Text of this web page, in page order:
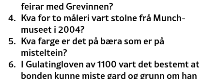
feirar med Grevinnen?
Kva for to måleri vart stolne frå Munch-
museet i 2004?
Kva farge er det på bæra som er på
misteltein?
I Gulatingloven av 1100 vart det bestemt at
bonden kunne miste gard og grunn om han